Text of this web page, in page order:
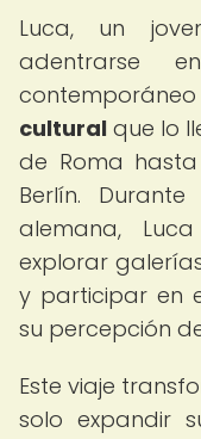
Luca, un
adentrarse
cultural que lo
de Roma
Berlín.
alemana,
explorar
y participar en
su percepción
Este viaje
solo expandir